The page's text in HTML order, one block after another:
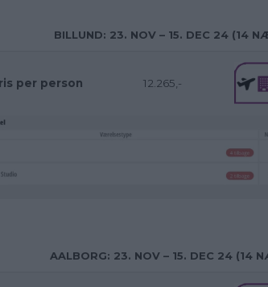
BILLUND: 23. NOV – 15. DEC 24 (14
per person 12.265,-
AALBORG: 23. NOV – 15. DEC 24 (14